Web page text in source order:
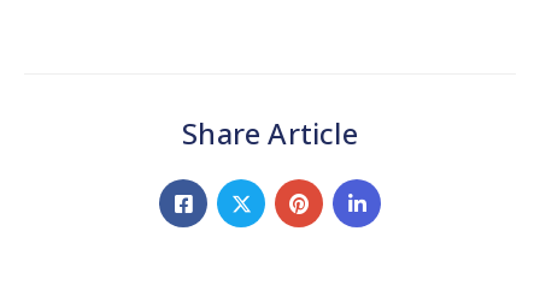
Share Article